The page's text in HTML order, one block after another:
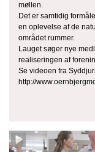
møllen.
Det er samtidig
en oplevelse af de
området rummer.
Lauget søger nye
realiseringen af
Se videoen fra
http://